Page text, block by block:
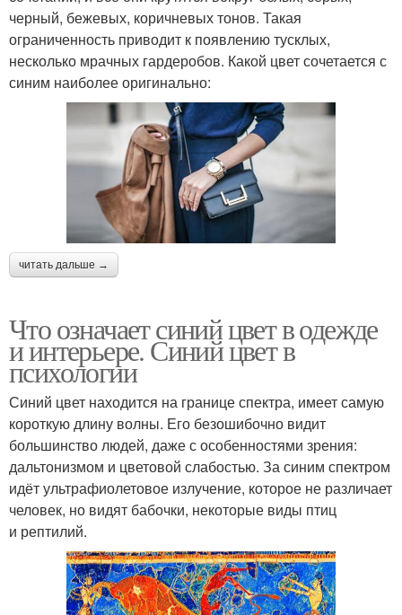
черный, бежевых, коричневых тонов. Такая
ограниченность приводит к появлению тусклых,
несколько мрачных гардеробов. Какой цвет сочетается с
синим наиболее оригинально:
читать дальше →
Что означает синий цвет в одежде
и интерьере. Синий цвет в
психологии
Синий цвет находится на границе спектра, имеет самую
короткую длину волны. Его безошибочно видит
большинство людей, даже с особенностями зрения:
дальтонизмом и цветовой слабостью. За синим спектром
идёт ультрафиолетовое излучение, которое не различает
человек, но видят бабочки, некоторые виды птиц
и рептилий.